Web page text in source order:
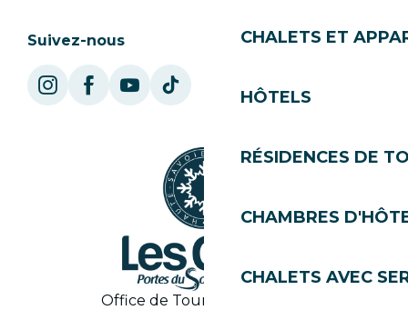
CHALETS ET
HÔTELS
RÉSIDENCES DE
CHAMBRES
CHALETS AVEC
Suivez-nous
Office de Tourisme des Gets